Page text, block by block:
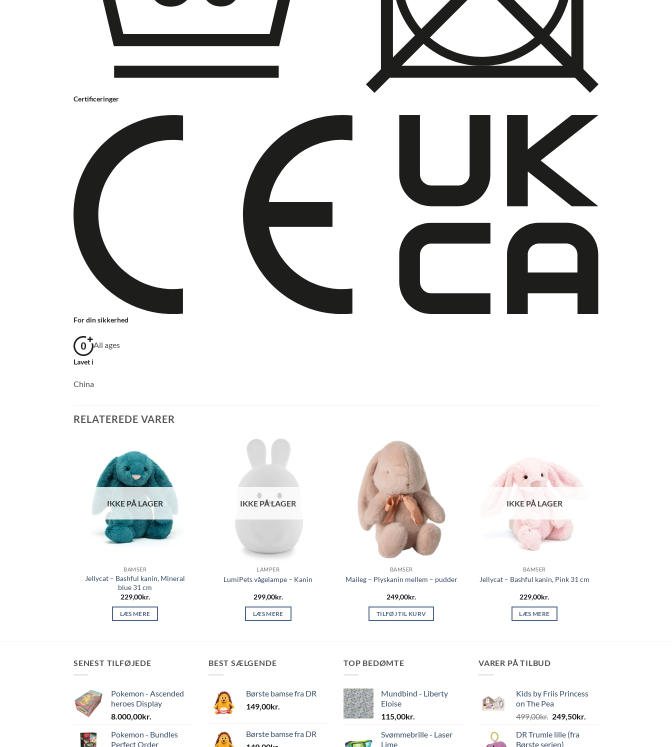
Certificeringer
For din sikkerhed
All ages
Lavet i
China
RELATEREDE VARER
IKKE PÅ LAGER
BAMSER
Jellycat – Bashful kanin, Mineral
blue 31 cm
229,00kr.
LÆS MERE
IKKE PÅ LAGER
LAMPER
LumiPets vågelampe – Kanin
299,00kr.
LÆS MERE
BAMSER
Maileg – Plyskanin mellem – pudder
249,00kr.
TILFØJ TIL KURV
IKKE PÅ LAGER
BAMSER
Jellycat – Bashful kanin, Pink 31 cm
229,00kr.
LÆS MERE
SENEST TILFØJEDE
Pokemon - Ascended
heroes Display
8.000,00kr.
Pokemon - Bundles
Perfect Order
BEST SÆLGENDE
Børste bamse fra DR
149,00kr.
Børste bamse fra DR
TOP BEDØMTE
Mundbind - Liberty
Eloise
115,00kr.
Svømmebrille - Laser
Lime
VARER PÅ TILBUD
Kids by Friis Princess
on The Pea
499,00kr. Den
pris
249,50kr.
DR Trumle lille (fra
Børste serien)